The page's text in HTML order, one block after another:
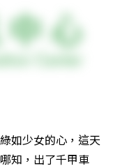
如少女的心，這天
知，出了千甲車